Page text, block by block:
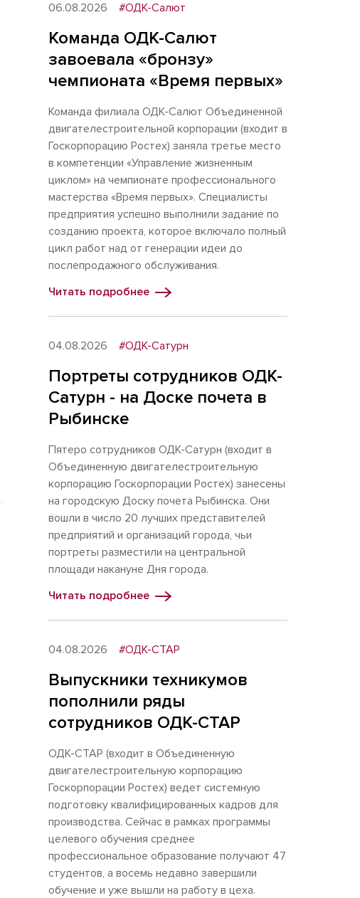
06.08.2026 #ОДК-Салют
Команда ОДК-Салют
завоевала «бронзу»
чемпионата «Время первых»
Команда филиала ОДК-Салют Объединенной
двигателестроительной корпорации (входит в
Госкорпорацию Ростех) заняла третье место
в компетенции «Управление жизненным
циклом» на чемпионате профессионального
мастерства «Время первых». Специалисты
предприятия успешно выполнили задание по
созданию проекта, которое включало полный
цикл работ над от генерации идеи до
послепродажного обслуживания.
Читать подробнее
04.08.2026 #ОДК-Сатурн
Портреты сотрудников ОДК-
Сатурн - на Доске почета в
Рыбинске
Пятеро сотрудников ОДК-Сатурн (входит в
Объединенную двигателестроительную
корпорацию Госкорпорации Ростех) занесены
на городскую Доску почета Рыбинска. Они
вошли в число 20 лучших представителей
предприятий и организаций города, чьи
портреты разместили на центральной
площади накануне Дня города.
Читать подробнее
04.08.2026 #ОДК-СТАР
Выпускники техникумов
пополнили ряды
сотрудников ОДК-СТАР
ОДК-СТАР (входит в Объединенную
двигателестроительную корпорацию
Госкорпорации Ростех) ведет системную
подготовку квалифицированных кадров для
производства. Сейчас в рамках программы
целевого обучения среднее
профессиональное образование получают 47
студентов, а восемь недавно завершили
обучение и уже вышли на работу в цеха.